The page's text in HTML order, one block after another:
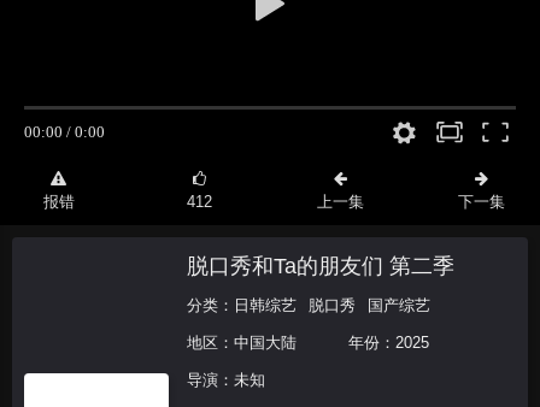
报错 412 上一集 下一集
脱口秀和Ta的朋友们 第二季
分类： 日韩综艺 脱口秀 国产综艺
地区： 中国大陆 年份： 2025
导演：未知